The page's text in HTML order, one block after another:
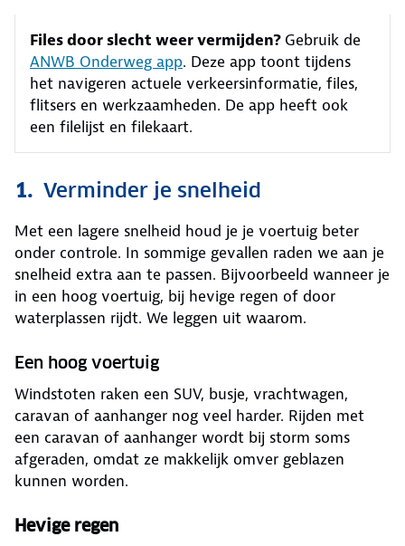
Files door slecht weer vermijden? Gebruik de
ANWB Onderweg app. Deze app toont tijdens
het navigeren actuele verkeersinformatie, files,
flitsers en werkzaamheden. De app heeft ook
een filelijst en filekaart.
1. Verminder je snelheid
Met een lagere snelheid houd je je voertuig beter
onder controle. In sommige gevallen raden we aan je
snelheid extra aan te passen. Bijvoorbeeld wanneer je
in een hoog voertuig, bij hevige regen of door
waterplassen rijdt. We leggen uit waarom.
Een hoog voertuig
Windstoten raken een SUV, busje, vrachtwagen,
caravan of aanhanger nog veel harder. Rijden met
een caravan of aanhanger wordt bij storm soms
afgeraden, omdat ze makkelijk omver geblazen
kunnen worden.
Hevige regen